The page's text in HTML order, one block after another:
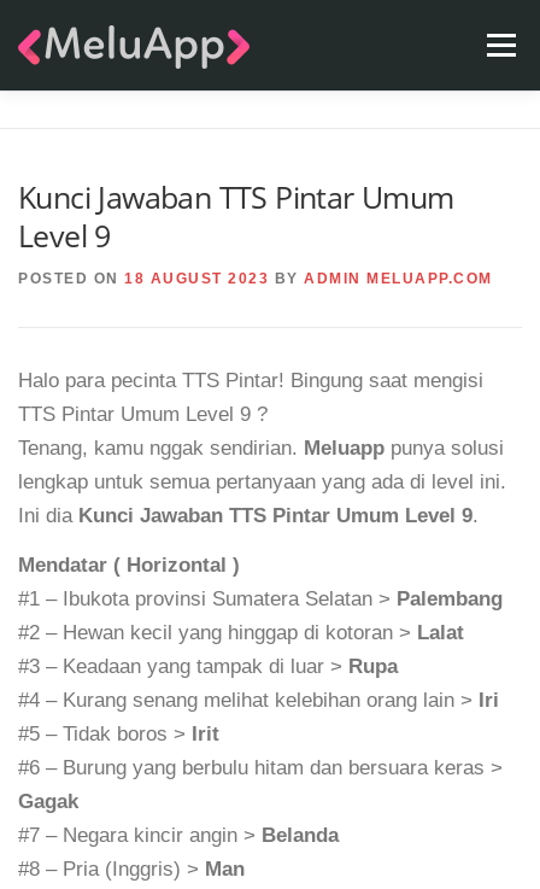
Menu
Kunci Jawaban TTS Pintar Umum
Level 9
POSTED ON 18 AUGUST 2023 BY ADMIN MELUAPP.COM
Halo para pecinta TTS Pintar! Bingung saat mengisi
TTS Pintar Umum Level 9 ?
Tenang, kamu nggak sendirian. Meluapp punya solusi
lengkap untuk semua pertanyaan yang ada di level ini.
Ini dia Kunci Jawaban TTS Pintar Umum Level 9.
Mendatar ( Horizontal )
#1 – Ibukota provinsi Sumatera Selatan > Palembang
#2 – Hewan kecil yang hinggap di kotoran > Lalat
#3 – Keadaan yang tampak di luar > Rupa
#4 – Kurang senang melihat kelebihan orang lain > Iri
#5 – Tidak boros > Irit
#6 – Burung yang berbulu hitam dan bersuara keras >
Gagak
#7 – Negara kincir angin > Belanda
#8 – Pria (Inggris) > Man